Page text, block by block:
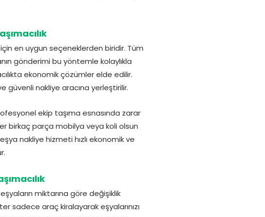
en uygun seçeneklerden biridir. Tüm
gönderimi bu yöntemle kolaylıkla
ekonomik çözümler elde edilir.
güvenli nakliye aracına yerleştirilir.
ekip taşıma esnasında zarar
birkaç parça mobilya veya koli olsun
nakliye hizmeti hızlı ekonomik ve
miktarına göre değişiklik
sadece araç kiralayarak eşyalarınızı